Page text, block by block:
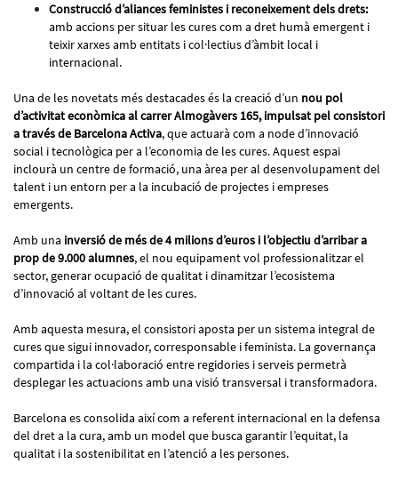
Construcció d’aliances feministes i reconeixement dels drets:
amb accions per situar les cures com a dret humà emergent i
teixir xarxes amb entitats i col·lectius d’àmbit local i
internacional.
Una de les novetats més destacades és la creació d’un nou pol
d’activitat econòmica al carrer Almogàvers 165, impulsat pel consistori
a través de Barcelona Activa, que actuarà com a node d’innovació
social i tecnològica per a l’economia de les cures. Aquest espai
inclourà un centre de formació, una àrea per al desenvolupament del
talent i un entorn per a la incubació de projectes i empreses
emergents.
Amb una inversió de més de 4 milions d’euros i l’objectiu d’arribar a
prop de 9.000 alumnes, el nou equipament vol professionalitzar el
sector, generar ocupació de qualitat i dinamitzar l’ecosistema
d’innovació al voltant de les cures.
Amb aquesta mesura, el consistori aposta per un sistema integral de
cures que sigui innovador, corresponsable i feminista. La governança
compartida i la col·laboració entre regidories i serveis permetrà
desplegar les actuacions amb una visió transversal i transformadora.
Barcelona es consolida així com a referent internacional en la defensa
del dret a la cura, amb un model que busca garantir l’equitat, la
qualitat i la sostenibilitat en l’atenció a les persones.